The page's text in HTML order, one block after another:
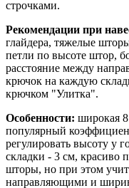
строчками.
Рекомендации при
глайдера, тяжелые
петли по высоте штор,
расстояние между
крючок на каждую
крючком "Улитка".
Особенности: широкая
популярный
регулировать высоту у
складки - 3 см, красиво
шторы, но при этом
направляющими и